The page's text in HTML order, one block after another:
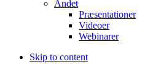
Andet
Præsentationer
Videoer
Webinarer
Skip to content